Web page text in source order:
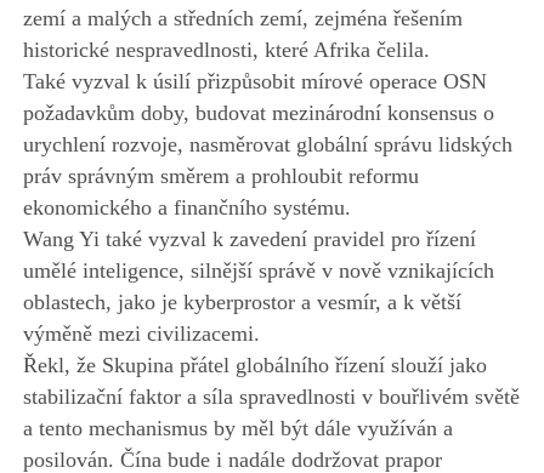
zemí a malých a středních zemí, zejména řešením
historické nespravedlnosti, které Afrika čelila.
Také vyzval k úsilí přizpůsobit mírové operace OSN
požadavkům doby, budovat mezinárodní konsensus o
urychlení rozvoje, nasměrovat globální správu lidských
práv správným směrem a prohloubit reformu
ekonomického a finančního systému.
Wang Yi také vyzval k zavedení pravidel pro řízení
umělé inteligence, silnější správě v nově vznikajících
oblastech, jako je kyberprostor a vesmír, a k větší
výměně mezi civilizacemi.
Řekl, že Skupina přátel globálního řízení slouží jako
stabilizační faktor a síla spravedlnosti v bouřlivém světě
a tento mechanismus by měl být dále využíván a
posilován. Čína bude i nadále dodržovat prapor